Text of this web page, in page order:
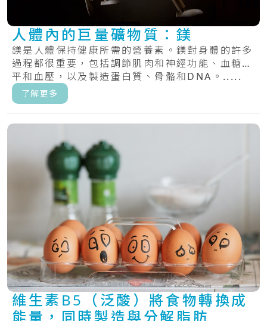
人體內的巨量礦物質：鎂
鎂是人體保持健康所需的營養素。鎂對身體的許多
過程都很重要，包括調節肌肉和神經功能、血糖水
平和血壓，以及製造蛋白質、骨骼和DNA。.....
了解更多
維生素B5（泛酸）將食物轉換成
能量，同時製造與分解脂肪